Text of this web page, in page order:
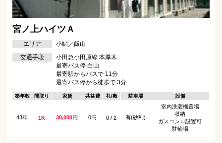
宮ノ上ハイツＡ
エリア
小鮎／飯山
交通手段
小田急小田原線 本厚木
最寄バス停 白山
最寄駅からバスで 11分
最寄バス停から徒歩で 3分
築年数 間取り 家賃 共益費 礼/敷 駐車場 設備
43年 1K 30,000円 0円 0 / 2 有(砂利)
室内洗濯機置場
収納
ガスコンロ設置可
駐輪場